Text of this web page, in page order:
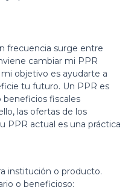
frecuencia surge entre
cambiar mi PPR
objetivo es ayudarte a
tu futuro. Un PPR es
beneficios fiscales
las ofertas de los
PPR actual es una práctica
institución o producto.
o beneficioso: